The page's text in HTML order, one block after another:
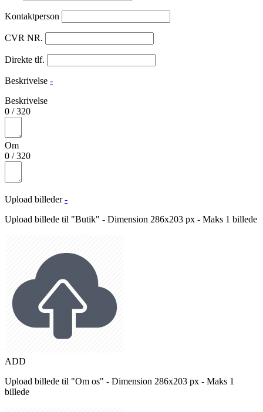
Kontaktperson
CVR NR.
Direkte tlf.
Beskrivelse -
Beskrivelse
0 /320
Om
0 /320
Upload billeder -
Upload billede til "Butik" - Dimension 286x203 px - Maks 1 billede
ADD
Upload billede til "Om os" - Dimension 286x203 px - Maks 1
billede